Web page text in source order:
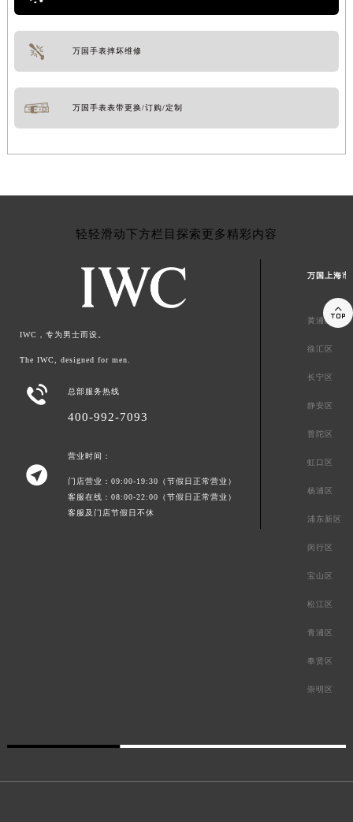
万国手表摔坏维修
万国手表表带更换/订购/定制
轻轻滑动下方栏目探索更多精彩内容
IWC，专为男士而设。
The IWC, designed for men.
 总部服务热线
400-992-7093

营业时间：
门店营业：09:00-19:30（节假日正常营业）
客服在线：08:00-22:00（节假日正常营业）
客服及门店节假日不休
万国上海市
黄浦区
徐汇区
长宁区
静安区
普陀区
虹口区
杨浦区
浦东新区
闵行区
宝山区
松江区
青浦区
奉贤区
崇明区
